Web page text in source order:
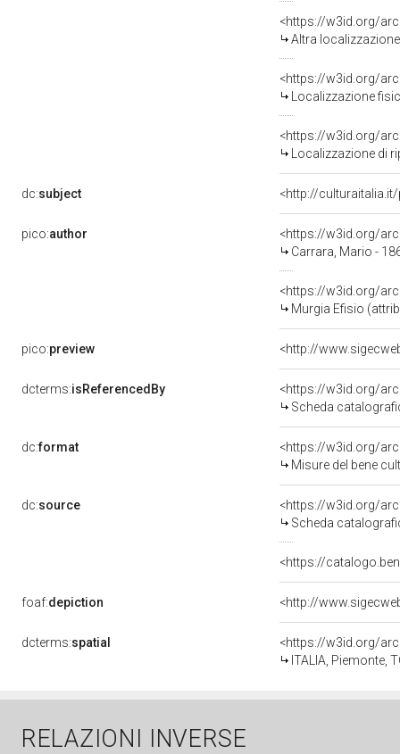
<https://w3id.org/
Altra
<https://w3id.org/
Localizzazione
<https://w3id.org/
Localizzazione di
dc:subject <http://
pico:author
<https://w3id.org/
Carrara, Mario -
<https://w3id.org/
Murgia Efisio
pico:preview
dcterms:isReferencedBy
<https://w3id.org/
Scheda
dc:format
<https://w3id.org/
Misure del bene
dc:source
<https://w3id.org/
Scheda
<https://
foaf:depiction
dcterms:spatial
<https://w3id.org/
ITALIA, Piemonte,
RELAZIONI INVERSE